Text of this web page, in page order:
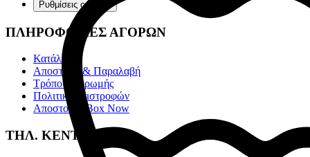
Ρυθμίσεις cookies
ΠΛΗΡΟΦΟΡΙΕΣ ΑΓΟΡΩΝ
Κατάλογοι
Αποστολή & Παραλαβή
Τρόποι πληρωμής
Πολιτική επιστροφών
Αποστολές Box Now
ΤΗΛ. ΚΕΝΤΡΟ